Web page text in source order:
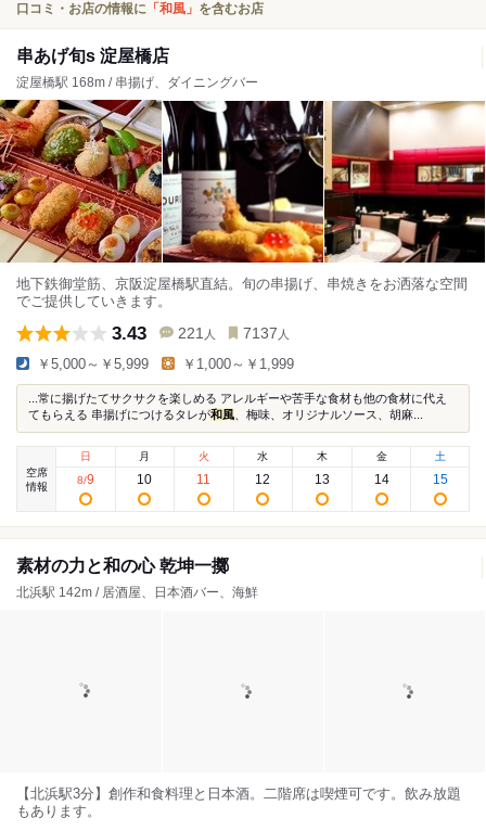
口コミ・お店の情報に 「和風」 を含むお店
串あげ旬s 淀屋橋店
淀屋橋駅 168m / 串揚げ、ダイニングバー
地下鉄御堂筋、京阪淀屋橋駅直結。旬の串揚げ、串焼きをお洒落な空間
でご提供していきます。
3.43 221 人 7137 人
￥5,000～￥5,999 ￥1,000～￥1,999
...常に揚げたてサクサクを楽しめる アレルギーや苦手な食材も他の食材に代え
てもらえる 串揚げにつけるタレが和風 、梅味、オリジナルソース、胡麻...
空席
情報
日
8/9
月
10
火
11
水
12
木
13
金
14
土
15
素材の力と和の心 乾坤一擲
北浜駅 142m / 居酒屋、日本酒バー、海鮮
【北浜駅3分】創作和食料理と日本酒。二階席は喫煙可です。飲み放題
もあります。